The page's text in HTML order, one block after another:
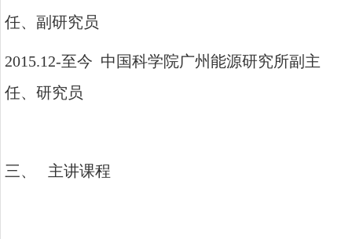
任、副研究员
2015.12-至今 中国科学院广州能源研究所副主
任、研究员
三、 主讲课程